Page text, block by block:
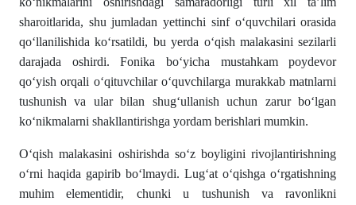
sharoitlarida, shu jumladan yettinchi sinf oʻquvchilari orasida
qoʻllanilishida koʻrsatildi, bu yerda oʻqish malakasini sezilarli
darajada oshirdi. Fonika boʻyicha mustahkam poydevor
qoʻyish orqali oʻqituvchilar oʻquvchilarga murakkab matnlarni
tushunish va ular bilan shugʻullanish uchun zarur boʻlgan
koʻnikmalarni shakllantirishga yordam berishlari mumkin.
Oʻqish malakasini oshirishda soʻz boyligini rivojlantirishning
oʻrni haqida gapirib boʻlmaydi. Lugʻat oʻqishga oʻrgatishning
muhim elementidir, chunki u tushunish va ravonlikni